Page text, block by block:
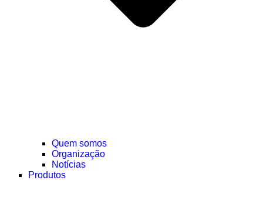
Quem somos
Organização
Notícias
Produtos